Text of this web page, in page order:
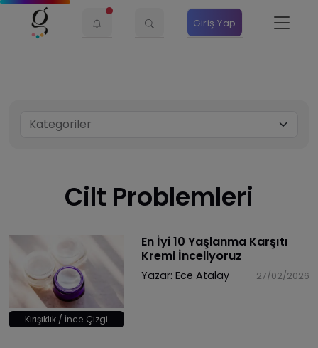
Giriş Yap
Cilt Problemleri
Kırışıklık / İnce Çizgi
En İyi 10 Yaşlanma Karşıtı
Kremi İnceliyoruz
Yazar: Ece Atalay 27/02/2026